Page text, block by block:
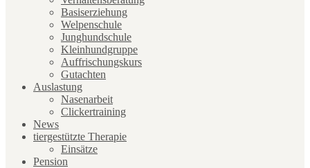
Basiserziehung
Welpenschule
Junghundschule
Kleinhundgruppe
Auffrischungskurs
Gutachten
Auslastung
Nasenarbeit
Clickertraining
News
tiergestützte Therapie
Einsätze
Pension